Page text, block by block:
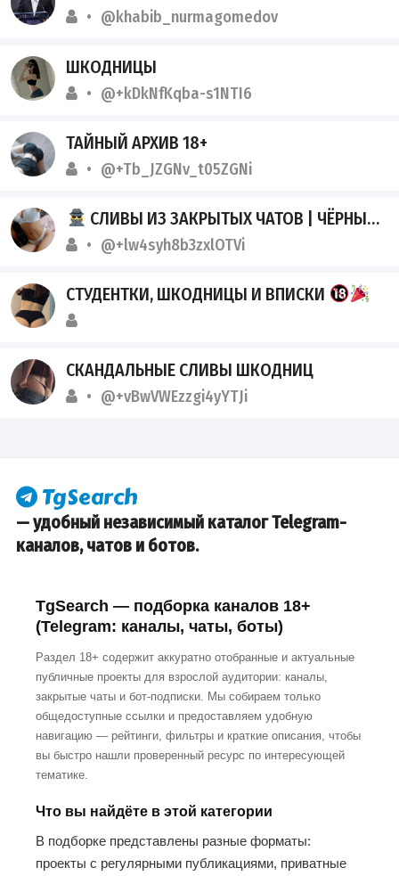
@khabib_nurmagomedov
ШКОДНИЦЫ
@+kDkNfKqba-s1NTI6
ТАЙНЫЙ АРХИВ 18+
@+Tb_JZGNv_t05ZGNi
СЛИВЫ ИЗ ЗАКРЫТЫХ ЧАТОВ | ЧЁРНЫЙ ТЕЛЕГРАМ
@+lw4syh8b3zxlOTVi
СТУДЕНТКИ, ШКОДНИЦЫ И ВПИСКИ
СКАНДАЛЬНЫЕ СЛИВЫ ШКОДНИЦ
@+vBwVWEzzgi4yYTJi
— удобный независимый каталог Telegram-
каналов, чатов и ботов.
TgSearch — подборка каналов 18+
(Telegram: каналы, чаты, боты)
Раздел 18+ содержит аккуратно отобранные и актуальные
публичные проекты для взрослой аудитории: каналы,
закрытые чаты и бот-подписки. Мы собираем только
общедоступные ссылки и предоставляем удобную
навигацию — рейтинги, фильтры и краткие описания, чтобы
вы быстро нашли проверенный ресурс по интересующей
тематике.
Что вы найдёте в этой категории
В подборке представлены разные форматы:
проекты с регулярными публикациями, приватные